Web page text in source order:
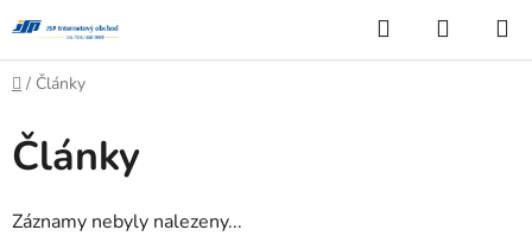
na
obsah
Hledat
KOŠÍK
Domů
/ Články
Články
Záznamy nebyly nalezeny...